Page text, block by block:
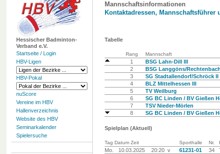
Hessischer Badminton-
Verband e.V.
Startseite / Login
HBV-Ligen
HBV-Pokal
nuScore
Vereine im HBV
Hallenverzeichnis
Website des HBV
Seminarkalender
Spielersuche
Mannschaftsinformationen
Kontaktadressen, Mannschaftsführer
Tabelle
Rang Mannschaft
1
BSG Lahn-Dill III
2
BSG Langgöns/
3
SG Stadtallendorf/Schröck II
4
BLZ Mittelhessen III
5
TV Weilburg
6
SG BC Linden / BV Gießen
7
TSV Nieder-Mörlen
8
SG BC Linden / BV Gießen
Spielplan (Aktuell)
Tag Datum Zeit Sporthalle Nr.
Mo. 10.03.2025 20:20 v 61231-01 34